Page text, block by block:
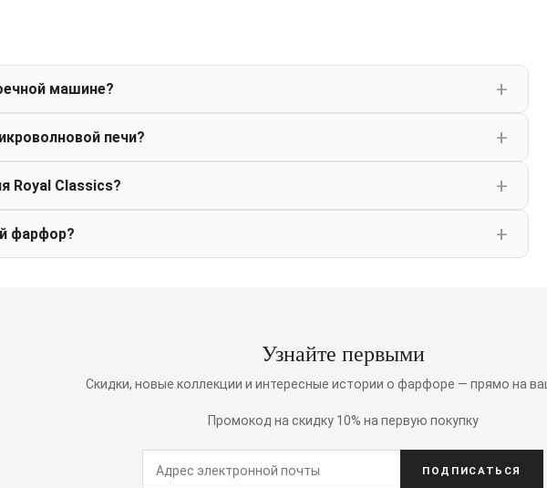
машине?
печи?
Royal Classics?
фарфор?
Узнайте первыми
Скидки, новые коллекции и интересные истории о фарфоре — прямо на
Промокод на скидку 10% на первую покупку
ПОДПИСАТЬСЯ